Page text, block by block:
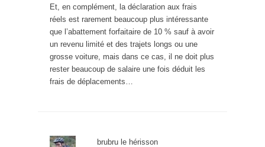
Et, en complément, la déclaration aux frais
réels est rarement beaucoup plus intéressante
que l’abattement forfaitaire de 10 % sauf à avoir
un revenu limité et des trajets longs ou une
grosse voiture, mais dans ce cas, il ne doit plus
rester beaucoup de salaire une fois déduit les
frais de déplacements…
brubru le hérisson